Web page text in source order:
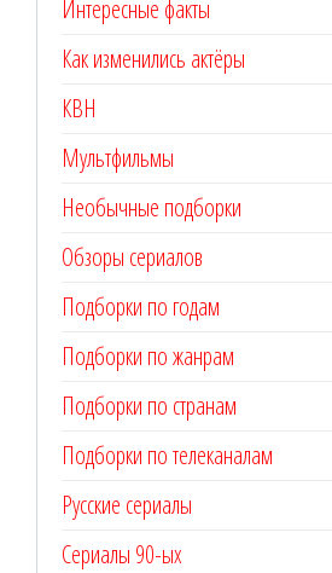
Интересные факты
Как изменились актёры
КВН
Мультфильмы
Необычные подборки
Обзоры сериалов
Подборки по годам
Подборки по жанрам
Подборки по странам
Подборки по телеканалам
Русские сериалы
Сериалы 90-ых